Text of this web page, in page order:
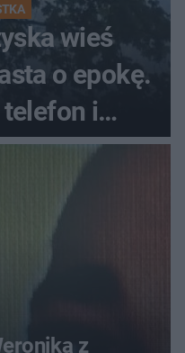
wieś
o epokę.
telefon i
auto
z